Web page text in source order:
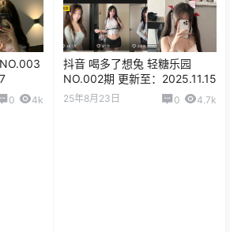
0 4k
抖音 喝多了想兔 轻糖乐园
NO.002期 更新至：2025.11.15
25年8月23日 0 4.7k